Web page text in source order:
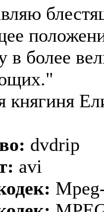
в более
княгиня
dvdrip
avi